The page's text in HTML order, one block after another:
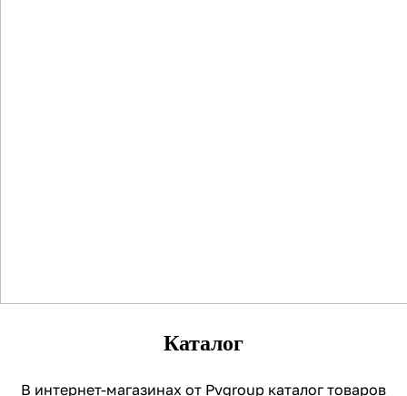
Каталог
В интернет-магазинах от Pvgroup каталог товаров